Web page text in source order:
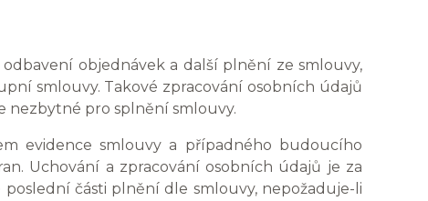
objednávek a další plnění ze smlouvy,
smlouvy. Takové zpracování osobních údajů
nezbytné pro splnění smlouvy.
evidence smlouvy a případného budoucího
Uchování a zpracování osobních údajů je za
části plnění dle smlouvy, nepožaduje-li